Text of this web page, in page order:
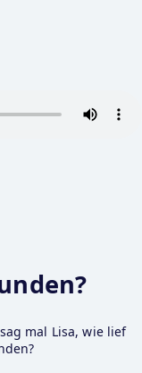
mal Lisa, wie lief